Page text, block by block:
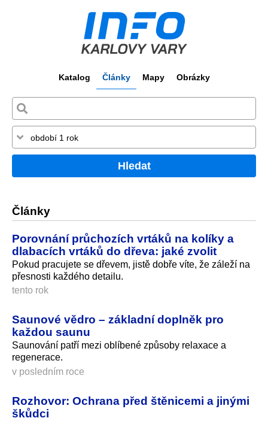
Katalog Články Mapy Obrázky
Hledat
Články
Porovnání průchozích vrtáků na kolíky a
dlabacích vrtáků do dřeva: jaké zvolit
Pokud pracujete se dřevem, jistě dobře víte, že záleží na
přesnosti každého detailu.
tento rok
Saunové vědro – základní doplněk pro
každou saunu
Saunování patří mezi oblíbené způsoby relaxace a
regenerace.
v posledním roce
Rozhovor: Ochrana před štěnicemi a jinými
škůdci